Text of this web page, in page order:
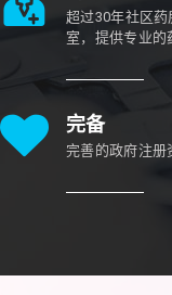
超过30年社区
室，提供专业的
完备
完善的政府注册